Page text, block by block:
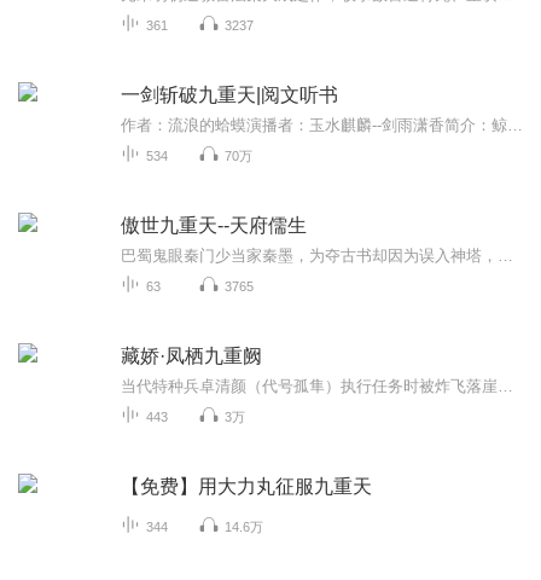
361 3237
一剑斩破九重天|阅文听书
534 70万
傲世九重天--天府儒生
63 3765
藏娇·凤栖九重阙
443 3万
【免费】用大力丸征服九重天
344 14.6万